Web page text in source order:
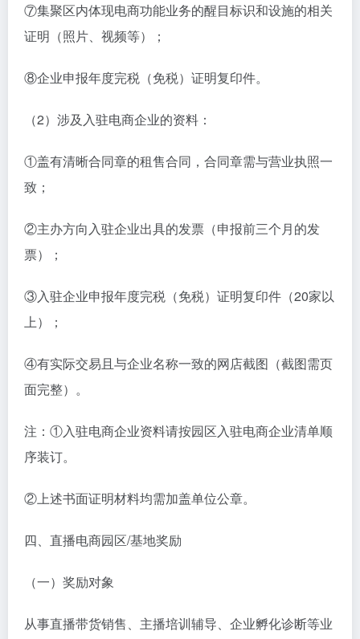
⑦集聚区内体现电商功能业务的醒目标识和设施的相关
证明（照片、视频等）；
⑧企业申报年度完税（免税）证明复印件。
（2）涉及入驻电商企业的资料：
①盖有清晰合同章的租售合同，合同章需与营业执照一
致；
②主办方向入驻企业出具的发票（申报前三个月的发
票）；
③入驻企业申报年度完税（免税）证明复印件（20家以
上）；
④有实际交易且与企业名称一致的网店截图（截图需页
面完整）。
注：①入驻电商企业资料请按园区入驻电商企业清单顺
序装订。
②上述书面证明材料均需加盖单位公章。
四、直播电商园区/基地奖励
（一）奖励对象
从事直播带货销售、主播培训辅导、企业孵化诊断等业